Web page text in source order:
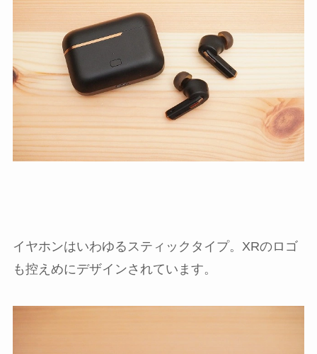
イヤホンはいわゆるスティックタイプ。XRのロゴ
も控えめにデザインされています。